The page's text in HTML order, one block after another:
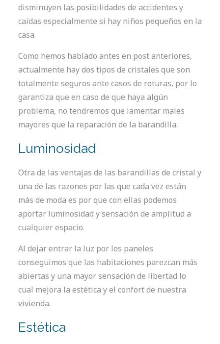
disminuyen las posibilidades de accidentes y
caídas especialmente si hay niños pequeños en la
casa.
Como hemos hablado antes en post anteriores,
actualmente hay dos tipos de cristales que son
totalmente seguros ante casos de roturas, por lo
garantiza que en caso de que haya algún
problema, no tendremos que lamentar males
mayores que la reparación de la barandilla.
Luminosidad
Otra de las ventajas de las barandillas de cristal y
una de las razones por las que cada vez están
más de moda es por que con ellas podemos
aportar luminosidad y sensación de amplitud a
cualquier espacio.
Al dejar entrar la luz por los paneles
conseguimos que las habitaciones parezcan más
abiertas y una mayor sensación de libertad lo
cual mejora la estética y el confort de nuestra
vivienda.
Estética